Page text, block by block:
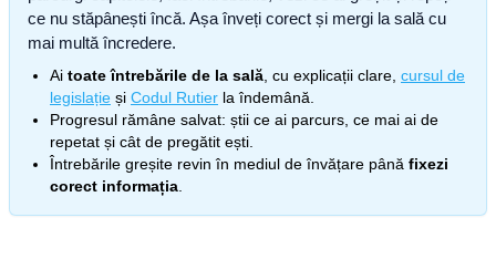
ce nu stăpânești încă. Așa înveți corect și mergi la sală cu
mai multă încredere.
Ai toate întrebările de la sală , cu explicații clare, cursul de
legislație și Codul Rutier la îndemână.
Progresul rămâne salvat: știi ce ai parcurs, ce mai ai de
repetat și cât de pregătit ești.
Întrebările greșite revin în mediul de învățare până fixezi
corect informația